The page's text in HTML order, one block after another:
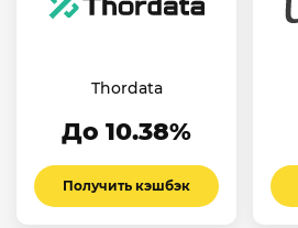
Thordata
До 10.38%
Получить кэшбэк